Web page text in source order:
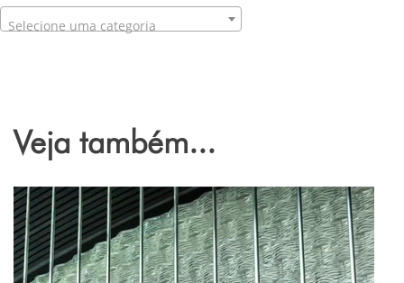
Selecione uma categoria
Veja também...